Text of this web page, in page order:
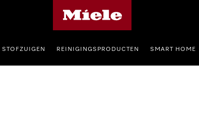
STOFZUIGEN REINIGINGSPRODUCTEN SMART HOME